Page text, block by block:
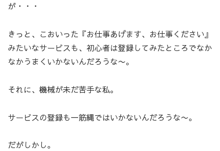
が・・・
きっと、こおいった『お仕事あげます、お仕事ください』
みたいなサービスも、初心者は登録してみたところでなか
なかうまくいかないんだろうな〜。
それに、機械が未だ苦手な私。
サービスの登録も一筋縄ではいかないんだろうな〜。
だがしかし。